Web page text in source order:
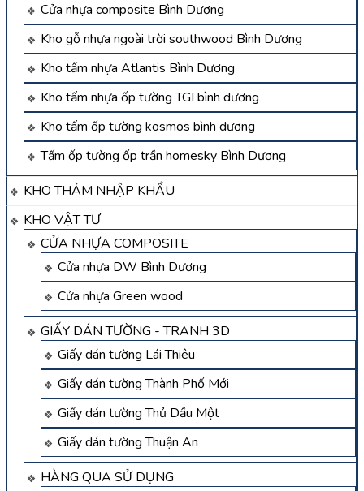
Cửa nhựa composite Bình Dương
Kho gỗ nhựa ngoài trời southwood Bình Dương
Kho tấm nhựa Atlantis Bình Dương
Kho tấm nhựa ốp tường TGI bình dương
Kho tấm ốp tường kosmos bình dương
Tấm ốp tường ốp trần homesky Bình Dương
KHO THẢM NHẬP KHẨU
KHO VẬT TƯ
CỬA NHỰA COMPOSITE
Cửa nhựa DW Bình Dương
Cửa nhựa Green wood
GIẤY DÁN TƯỜNG - TRANH 3D
Giấy dán tường Lái Thiêu
Giấy dán tường Thành Phố Mới
Giấy dán tường Thủ Dầu Một
Giấy dán tường Thuận An
HÀNG QUA SỬ DỤNG